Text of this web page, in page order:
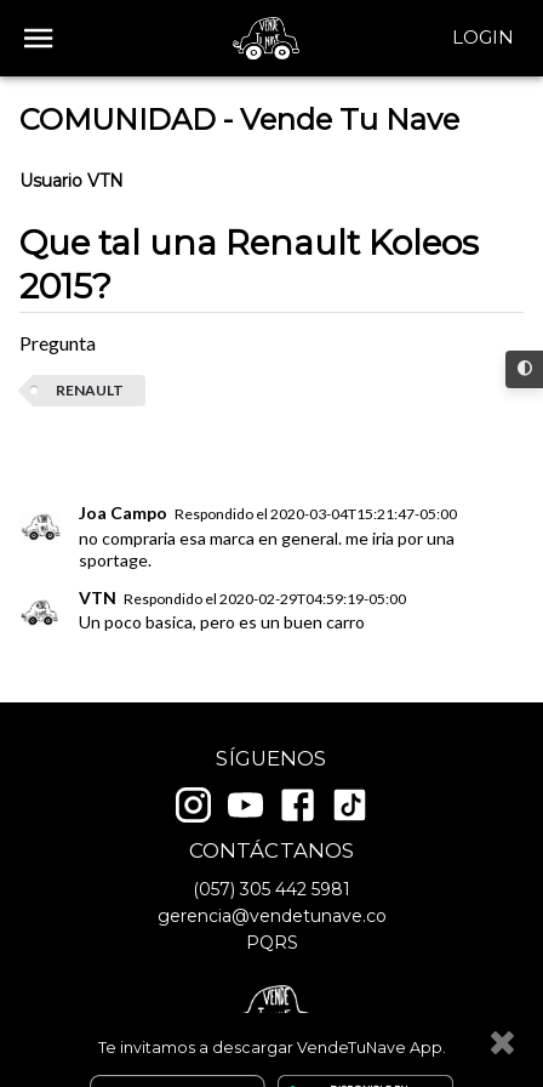
LOGIN
Te invitamos a descargar VendeTuNave App.
COMUNIDAD - Vende Tu Nave
Usuario VTN
Que tal una Renault Koleos
2015?
Pregunta
RENAULT
Joa Campo Respondido el2020-03-04T15:21:47-05:00
no compraria esa marca en general. me iria por una
sportage.
VTN Respondido el2020-02-29T04:59:19-05:00
Un poco basica, pero es un buen carro
SÍGUENOS
CONTÁCTANOS
(057)305 442 5981
gerencia@vendetunave.co
PQRS